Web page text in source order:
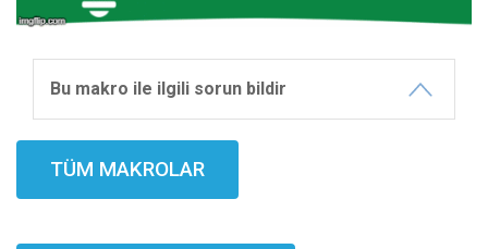
Bu makro ile ilgili sorun bildir
TÜM MAKROLAR